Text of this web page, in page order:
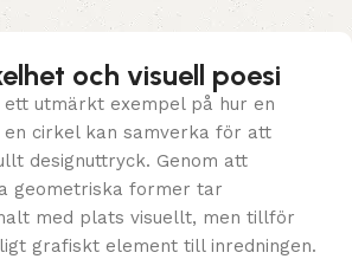
och visuell poesi
utmärkt exempel på hur en
cirkel kan samverka för att
designuttryck. Genom att
geometriska former tar
med plats visuellt, men tillför
grafiskt element till inredningen.